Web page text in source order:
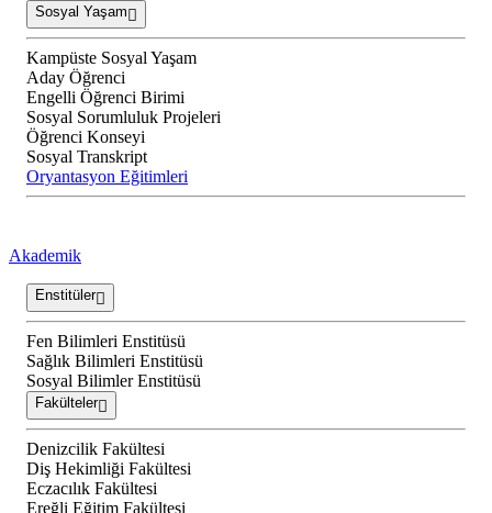
Sosyal Yaşam
Kampüste Sosyal Yaşam
Aday Öğrenci
Engelli Öğrenci Birimi
Sosyal Sorumluluk Projeleri
Öğrenci Konseyi
Sosyal Transkript
Oryantasyon Eğitimleri
Akademik
Enstitüler
Fen Bilimleri Enstitüsü
Sağlık Bilimleri Enstitüsü
Sosyal Bilimler Enstitüsü
Fakülteler
Denizcilik Fakültesi
Diş Hekimliği Fakültesi
Eczacılık Fakültesi
Ereğli Eğitim Fakültesi